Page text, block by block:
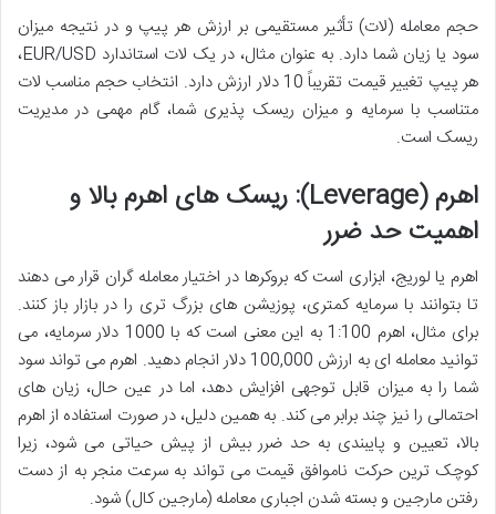
حجم معامله (لات) تأثیر مستقیمی بر ارزش هر پیپ و در نتیجه میزان
سود یا زیان شما دارد. به عنوان مثال، در یک لات استاندارد EUR/USD،
هر پیپ تغییر قیمت تقریباً 10 دلار ارزش دارد. انتخاب حجم مناسب لات
متناسب با سرمایه و میزان ریسک پذیری شما، گام مهمی در مدیریت
ریسک است.
اهرم (Leverage): ریسک های اهرم بالا و
اهمیت حد ضرر
اهرم یا لوریج، ابزاری است که بروکرها در اختیار معامله گران قرار می دهند
تا بتوانند با سرمایه کمتری، پوزیشن های بزرگ تری را در بازار باز کنند.
برای مثال، اهرم 1:100 به این معنی است که با 1000 دلار سرمایه، می
توانید معامله ای به ارزش 100,000 دلار انجام دهید. اهرم می تواند سود
شما را به میزان قابل توجهی افزایش دهد، اما در عین حال، زیان های
احتمالی را نیز چند برابر می کند. به همین دلیل، در صورت استفاده از اهرم
بالا، تعیین و پایبندی به حد ضرر بیش از پیش حیاتی می شود، زیرا
کوچک ترین حرکت ناموافق قیمت می تواند به سرعت منجر به از دست
رفتن مارجین و بسته شدن اجباری معامله (مارجین کال) شود.